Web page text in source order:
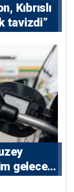
Kıbrıslı
tavizdi”
gelecek